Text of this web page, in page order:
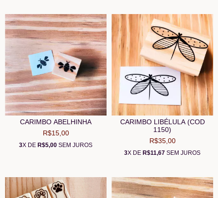
CARIMBO ABELHINHA
R$15,00
3X DE R$5,00 SEM JUROS
CARIMBO LIBÉLULA (COD
1150)
R$35,00
3X DE R$11,67 SEM JUROS